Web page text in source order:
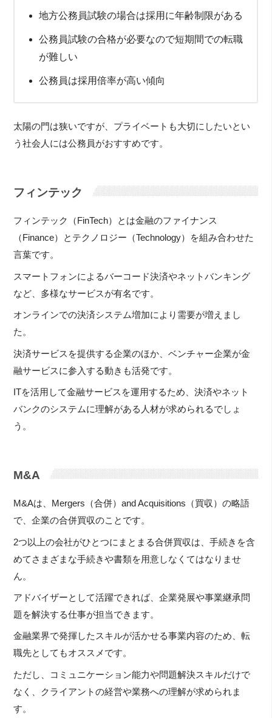
地方公務員試験の場合は採用に年齢制限がある
公務員試験の合格が必要なので短期間での転職
が難しい
公務員は採用倍率が高い傾向
太陽の門は狭いですが、プライベートも大切にしたいとい
う社会人には公務員がおすすめです。
フィンテック
フィンテック（FinTech）とは金融のファイナンス
（Finance）とテクノロジー（Technology）を組み合わせた
言葉です。
スマートフォンによるバーコード決済やネットバンキング
など、多様なサービスが有名です。
オンラインでの決済システム増加により需要が増えまし
た。
決済サービスを提供する企業のほか、ベンチャー企業が金
融サービスに参入する動きも活発です。
ITを活用して金融サービスを運用するため、決済やネット
バンクのシステムに理解がある人材が求められるでしょ
う。
M&A
M&Aは、Mergers（合併）and Acquisitions（買収）の略語
で、企業の合併買収のことです。
2つ以上の会社がひとつにまとまる合併買収は、手続きを含
めてさまざまな手続きや書類を用意しなくてはなりませ
ん。
アドバイザーとして活躍できれば、企業発展や事業継承問
題を解決する仕事が担当できます。
金融業界で発揮したスキルが活かせる事業内容のため、転
職先としてもオススメです。
ただし、コミュニケーション能力や問題解決スキルだけで
なく、クライアントの経営や業務への理解が求められま
す。